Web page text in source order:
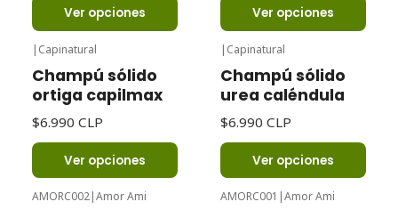
Ver opciones Ver opciones
| Capinatural
Champú sólido
ortiga capilmax
$6.990 CLP
Ver opciones
| Capinatural
Champú sólido
urea caléndula
$6.990 CLP
Ver opciones
AMORC002|Amor Ami AMORC001 |Amor Ami